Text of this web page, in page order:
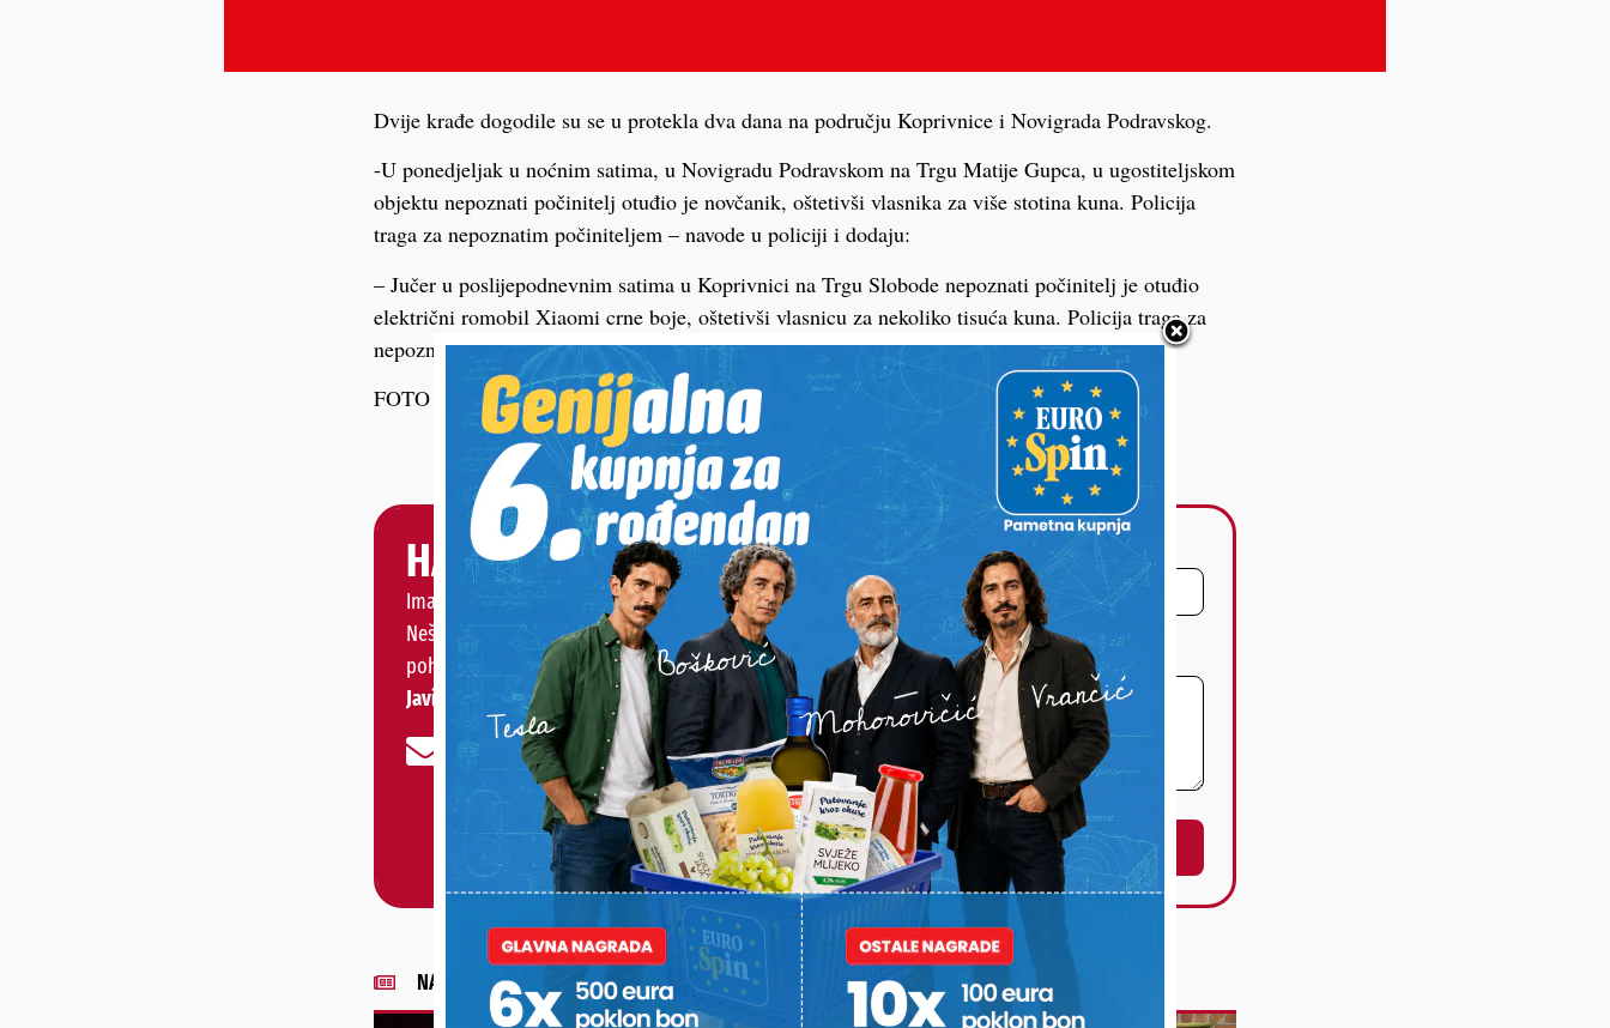
Dvije krađe dogodile su se u protekla dva dana na području Koprivnice i Novigrada Podravskog.
-U ponedjeljak u noćnim satima, u Novigradu Podravskom na Trgu Matije Gupca, u ugostiteljskom
objektu nepoznati počinitelj otuđio je novčanik, oštetivši vlasnika za više stotina kuna. Policija
traga za nepoznatim počiniteljem – navode u policiji i dodaju:
– Jučer u poslijepodnevnim satima u Koprivnici na Trgu Slobode nepoznati počinitelj je otuđio
električni romobil Xiaomi crne boje, oštetivši vlasnicu za nekoliko tisuća kuna. Policija traga za
nepoznatim počiniteljem i otuđenim romobilom.
FOTO Ilustracija
HALO, PODRAVSKI!
Imate priču, vijest, fotku ili video?
Nešto vas muči ili želite nešto/nekoga
pohvaliti?
Javite nam se!
Vaš email
Poruka
Alternative:
NAJNOVIJE VIJESTI